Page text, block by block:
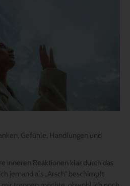
Gefühle, Handlungen und
inneren Reaktionen klar durch das
jemand als „Arsch“ beschimpft